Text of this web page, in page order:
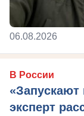
06.08.2026
В России
эксперт